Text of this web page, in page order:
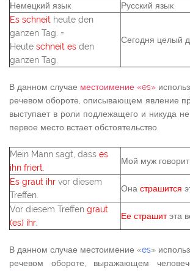
Немецкий язык
Русский язык
Es schneit heute den
ganzen Tag. =
Heute schneit es den
ganzen Tag.
Сегодня целый
В данном случае местоимение «es»
речевом обороте, описывающем явление
выступает в роли подлежащего и никуда
первое место встает обстоятельство.
Mein Mann sagt, dass es
ihn friert.
Мой муж
Es graut ihr vor diesem
Treffen.
Она страшится
Vor diesem Treffen graut
(es) ihr.
Ее страшитэта
В данном случае местоимение «es»
речевом обороте, выражающем